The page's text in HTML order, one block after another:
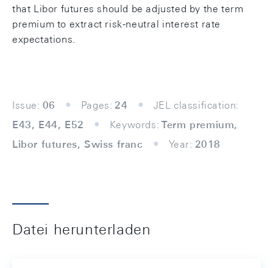
that Libor futures should be adjusted by the term
premium to extract risk-neutral interest rate
expectations.
Issue: 06 Pages: 24
JEL classification:
E43, E44, E52
Keywords: Term premium,
Libor futures, Swiss franc
Year: 2018
Datei herunterladen